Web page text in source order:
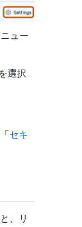
ュー
選択
セキ
、リ